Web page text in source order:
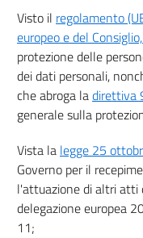
20
21
22
23
24
25
26
Visto il regolamento
europeo e del
protezione delle
dei dati personali,
che abroga ladirettiva
generale sulla
Vista la legge 25
Governo per il
l'attuazione di altri atti
delegazione europea
11;